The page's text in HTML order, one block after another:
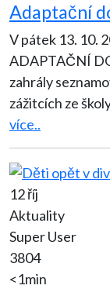
Adaptační
V pátek 13. 10.
ADAPTAČNÍ
zahrály
zážitcích ze
více..
12 říj
Aktuality
Super User
3804
<1min